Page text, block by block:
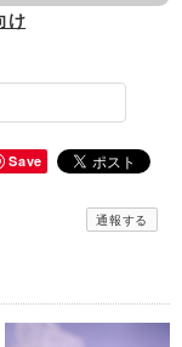
け
Save
通報する